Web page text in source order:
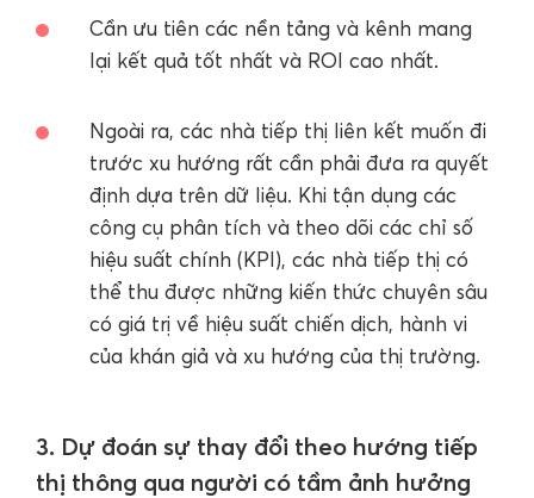
Cần ưu tiên các nền tảng và kênh mang
lại kết quả tốt nhất và ROI cao nhất.
Ngoài ra, các nhà tiếp thị liên kết muốn đi
trước xu hướng rất cần phải đưa ra quyết
định dựa trên dữ liệu. Khi tận dụng các
công cụ phân tích và theo dõi các chỉ số
hiệu suất chính (KPI), các nhà tiếp thị có
thể thu được những kiến thức chuyên sâu
có giá trị về hiệu suất chiến dịch, hành vi
của khán giả và xu hướng của thị trường.
3. Dự đoán sự thay đổi theo hướng tiếp
thị thông qua người có tầm ảnh hưởng